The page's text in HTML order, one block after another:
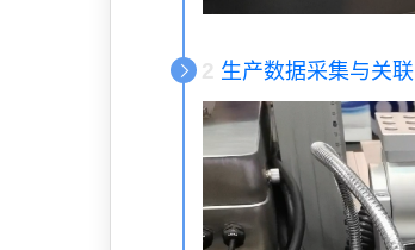
2 生产数据采集与关联